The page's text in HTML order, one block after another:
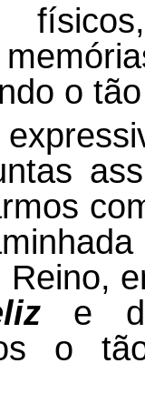
o
Reino,
e
o